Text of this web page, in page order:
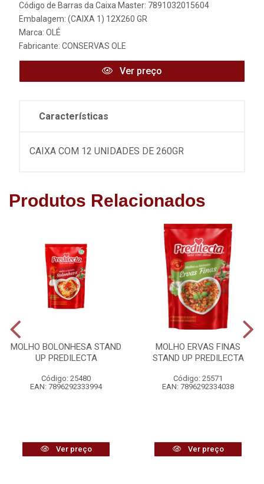
Código de Barras da Caixa Master: 7891032015604
Embalagem: (CAIXA 1) 12X260 GR
Marca: OLÉ
Fabricante: CONSERVAS OLE
Ver preço
Características
CAIXA COM 12 UNIDADES DE 260GR
Produtos Relacionados
MOLHO BOLONHESA STAND
UP PREDILECTA
Código: 25480
EAN: 7896292333994
Ver preço
MOLHO ERVAS FINAS
STAND UP PREDILECTA
Código: 25571
EAN: 7896292334038
Ver preço